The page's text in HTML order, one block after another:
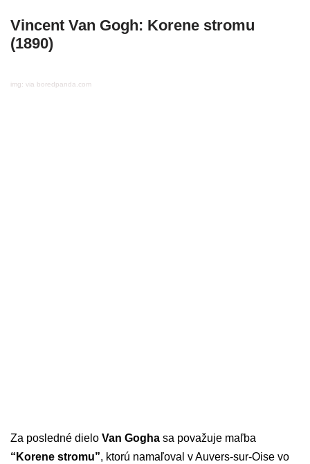
Vincent Van Gogh: Korene stromu
(1890)
img: via boredpanda.com
Za posledné dielo Van Gogha sa považuje maľba
“Korene stromu”, ktorú namaľoval v Auvers-sur-Oise vo